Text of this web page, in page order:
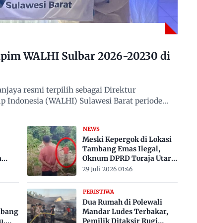
WALHI Sulbar 2026-20230 di
resmi terpilih sebagai Direktur
Indonesia (WALHI) Sulawesi Barat periode
NEWS
Meski Kepergok di Lokasi
Tambang Emas Ilegal,
Oknum DPRD Toraja Utara
Belum Jadi Tersangka
29 Juli 2026 01:46
PERISTIWA
Dua Rumah di Polewali
Mandar Ludes Terbakar,
Pemilik Ditaksir Rugi